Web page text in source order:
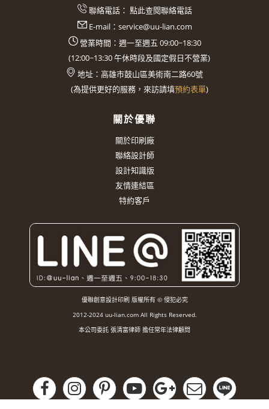
聯絡電話： 點此查閱聯絡電話
E-mail： service@uu-lian.com
營業時間：週一至週五 09:00~18:30
(12:00~13:30午休時段及國定假日不營業)
地址： 高雄市鼓山區美術南二路60號
(為提供更好的服務，來訪請填預約表單)
關於優聯
關於印刷廠
聯絡設計師
設計知識版
友情連結區
特約客戶
優聯創意設計印刷 版權所有 © 侵犯必究
2012-2024 uu-lian.com All Rights Reserved.
本公司委託 張清富律師 擔任常年法律顧問